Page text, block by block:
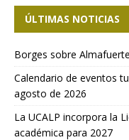
ÚLTIMAS NOTICIAS
Borges sobre
Calendario de eventos
agosto de 2026
La UCALP incorpora la
académica para 2027